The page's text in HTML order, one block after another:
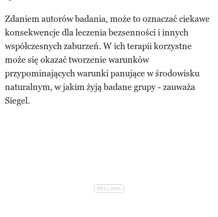
Zdaniem autorów badania, może to oznaczać ciekawe
konsekwencje dla leczenia bezsenności i innych
współczesnych zaburzeń. W ich terapii korzystne
może się okazać tworzenie warunków
przypominających warunki panujące w środowisku
naturalnym, w jakim żyją badane grupy - zauważa
Siegel.